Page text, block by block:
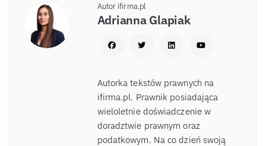
Autor ifirma.pl
Adrianna Glapiak
Autorka tekstów prawnych na
ifirma.pl. Prawnik posiadająca
wieloletnie doświadczenie w
doradztwie prawnym oraz
podatkowym. Na co dzień swoją